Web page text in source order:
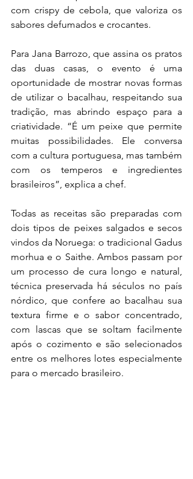
com crispy de cebola, que valoriza os
sabores defumados e crocantes.
Para Jana Barrozo, que assina os pratos
das duas casas, o evento é uma
oportunidade de mostrar novas formas
de utilizar o bacalhau, respeitando sua
tradição, mas abrindo espaço para a
criatividade. “É um peixe que permite
muitas possibilidades. Ele conversa
com a cultura portuguesa, mas também
com os temperos e ingredientes
brasileiros”, explica a chef.
Todas as receitas são preparadas com
dois tipos de peixes salgados e secos
vindos da Noruega: o tradicional Gadus
morhua e o Saithe. Ambos passam por
um processo de cura longo e natural,
técnica preservada há séculos no país
nórdico, que confere ao bacalhau sua
textura firme e o sabor concentrado,
com lascas que se soltam facilmente
após o cozimento e são selecionados
entre os melhores lotes especialmente
para o mercado brasileiro.